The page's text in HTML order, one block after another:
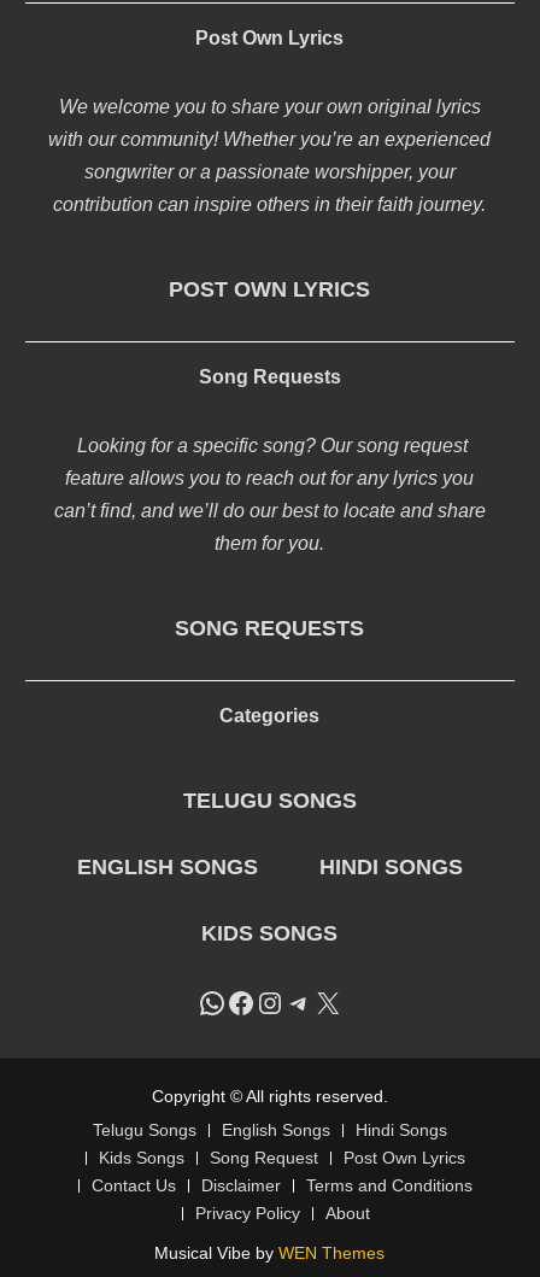
Post Own Lyrics
We welcome you to share your own original lyrics
with our community! Whether you’re an experienced
songwriter or a passionate worshipper, your
contribution can inspire others in their faith journey.
POST OWN LYRICS
Song Requests
Looking for a specific song? Our song request
feature allows you to reach out for any lyrics you
can’t find, and we’ll do our best to locate and share
them for you.
SONG REQUESTS
Categories
TELUGU SONGS
ENGLISH SONGS HINDI SONGS
KIDS SONGS
WhatsApp
Facebook
Instagram
Telegram
X
Copyright © All rights reserved.
Telugu Songs
English Songs
Hindi Songs
Kids Songs
Song Request
Post Own Lyrics
Contact Us
Disclaimer
Terms and Conditions
Privacy Policy
About
Musical Vibe byWEN Themes